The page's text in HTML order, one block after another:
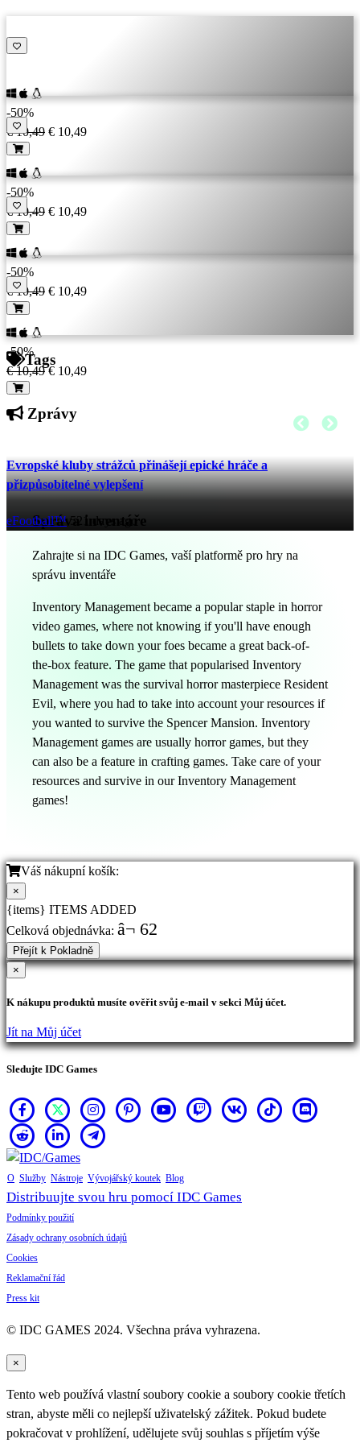
-50%
€ 10,49 € 10,49
-50%
€ 10,49 € 10,49
-50%
€ 10,49 € 10,49
-50%
€ 10,49 € 10,49
Tags
Zprávy
Evropské kluby strážců přinášejí epické hráče a
přizpůsobitelné vylepšení
eFootball™ 521 days ago
Správa inventáře
Zahrajte si na IDC Games, vaší platformě pro hry na
správu inventáře
Inventory Management became a popular staple in horror
video games, where not knowing if you'll have enough
bullets to take down your foes became a great back-of-
the-box feature. The game that popularised Inventory
Management was the survival horror masterpiece Resident
Evil, where you had to take into account your resources if
you wanted to survive the Spencer Mansion. Inventory
Management games are usually horror games, but they
can also be a feature in crafting games. Take care of your
resources and survive in our Inventory Management
games!
Váš nákupní košík:
×
{items} ITEMS ADDED
Celková objednávka: â¬ 62
Přejít k Pokladně
×
K nákupu produktů musíte ověřit svůj e-mail v sekci Můj účet.
Jít na Můj účet
Sledujte IDC Games
O Služby Nástroje Vývojářský koutek Blog
Distribuujte svou hru pomocí IDC Games
Podmínky použití
Zásady ochrany osobních údajů
Cookies
Reklamační řád
Press kit
© IDC GAMES 2024. Všechna práva vyhrazena.
×
Tento web používá vlastní soubory cookie a soubory cookie třetích
stran, abyste měli co nejlepší uživatelský zážitek. Pokud budete
pokračovat v prohlížení, udělujete svůj souhlas s příjetím výše